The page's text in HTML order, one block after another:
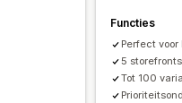
Functies
Perfect
5 storefronts
Tot 100